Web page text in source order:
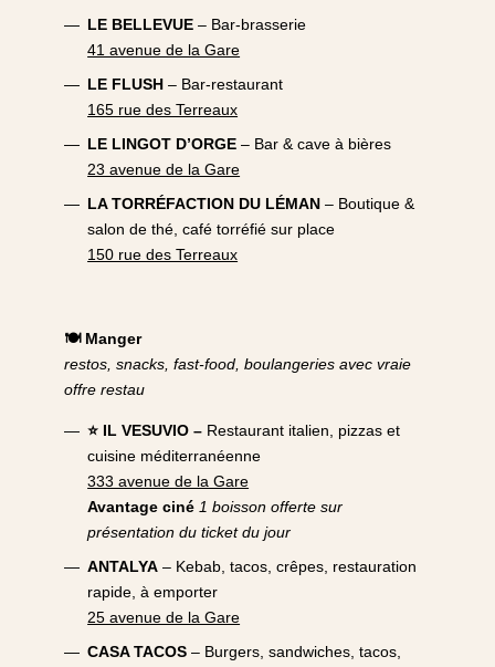
LE BELLEVUE – Bar‑brasserie
41 avenue de la Gare
LE FLUSH– Bar‑restaurant
165 rue des Terreaux
LE LINGOT D’ORGE – Bar & cave à bières
23 avenue de la Gare
LA TORRÉFACTION DU LÉMAN – Boutique &
salon de thé, café torréfié sur place
150 rue des Terreaux
🍽️ Manger
restos, snacks, fast‑food, boulangeries avec vraie
offre restau
⭐ IL VESUVIO – Restaurant italien, pizzas et
cuisine méditerranéenne
333 avenue de la Gare
Avantage ciné 1 boisson offerte sur
présentation du ticket du jour
ANTALYA– Kebab, tacos, crêpes, restauration
rapide, à emporter
25 avenue de la Gare
CASA TACOS – Burgers, sandwiches, tacos,